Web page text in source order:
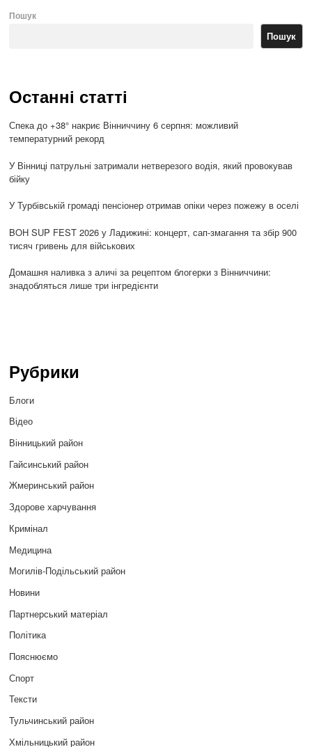
Пошук
Пошук
Останні статті
Спека до +38° накриє Вінниччину 6 серпня: можливий
температурний рекорд
У Вінниці патрульні затримали нетверезого водія, який провокував
бійку
У Турбівській громаді пенсіонер отримав опіки через пожежу в оселі
BOH SUP FEST 2026 у Ладижині: концерт, сап-змагання та збір 900
тисяч гривень для військових
Домашня наливка з аличі за рецептом блогерки з Вінниччини:
знадобляться лише три інгредієнти
Рубрики
Блоги
Відео
Вінницький район
Гайсинський район
Жмеринський район
Здорове харчування
Кримінал
Медицина
Могилів-Подільський район
Новини
Партнерський матеріал
Політика
Пояснюємо
Спорт
Тексти
Тульчинський район
Хмільницький район